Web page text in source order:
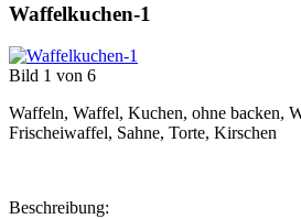
Waffelkuchen-1
Bild 1 von 6
Waffeln, Waffel, Kuchen, ohne backen,
Frischeiwaffel, Sahne, Torte, Kirschen
Beschreibung: